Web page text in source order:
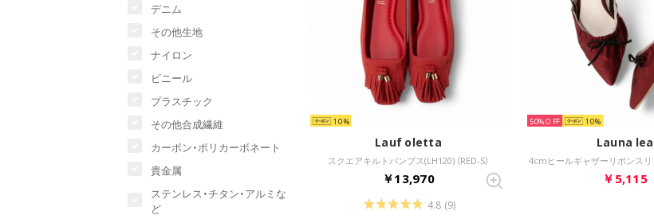
デニム
その他生地
ナイロン
ビニール
プラスチック
その他合成繊維
カーボン・ポリカーボネート
貴金属
ステンレス・チタン・アルミな
ど
10
Lauf oletta
スクエアキルトパンプス(LH120) （RED-S）
￥13,970
4.8 (9)
50% 10
Launa lea
￥5,115